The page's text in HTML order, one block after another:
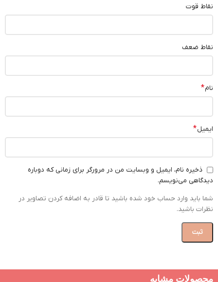
نقاط قوت
نقاط ضعف
نام*
ایمیل*
ذخیره نام، ایمیل و وبسایت من در مرورگر برای زمانی که دوباره
دیدگاهی می‌نویسم.
شما باید وارد حساب خود شده باشید تا قادر به اضافه کردن تصاویر در
نظرات باشید.
محصولات مشابه